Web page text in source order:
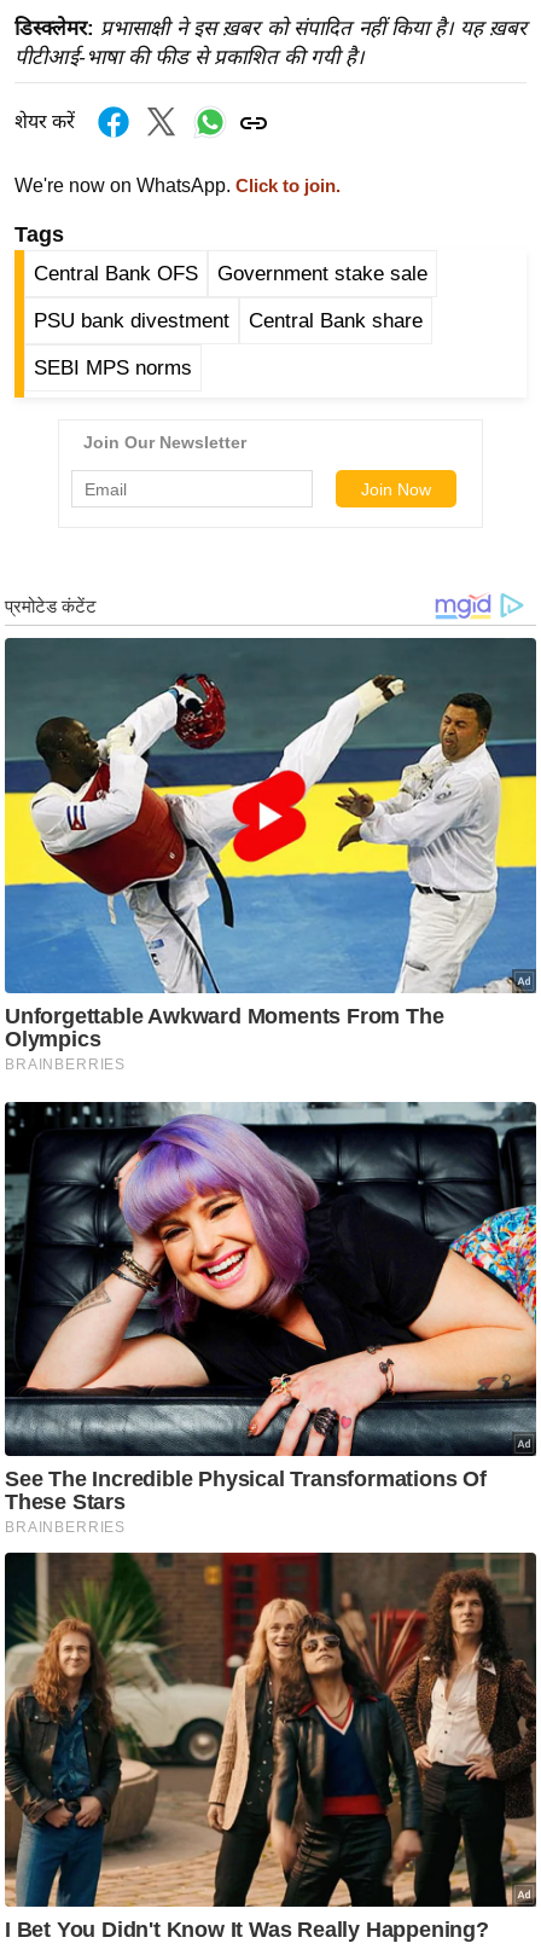
या
सा
हि
त्य
ग
ऑ
टो
व
न्यू
ज
न
त
बॉ
ली
वु
ली
ड
फि
ल्म
स
मी
क्षा
B
n
g
N
e
w
इ
फ
स्टा
इ
ल
टे
क्नॉ
लॉ
जी
ब्यू
टी
डिस्क्लेमर: प्रभासाक्षी ने इस ख़बर को संपादित नहीं किया है। यह ख़बर
पीटीआई-भाषा की फीड से प्रकाशित की गयी है।
शेयर करें
We're now on WhatsApp. Click to join.
Tags
Central Bank OFS Government stake sale
PSU bank divestment Central Bank share
SEBI MPS norms